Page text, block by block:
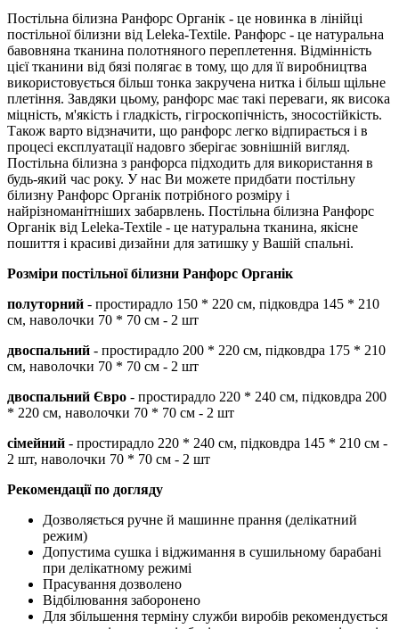
Постільна білизна Ранфорс Органік - це новинка в лінійці
постільної білизни від Leleka-Textile. Ранфорс - це натуральна
бавовняна тканина полотняного переплетення. Відмінність
цієї тканини від бязі полягає в тому, що для її виробництва
використовується більш тонка закручена нитка і більш щільне
плетіння. Завдяки цьому, ранфорс має такі переваги, як висока
міцність, м'якість і гладкість, гігроскопічність, зносостійкість.
Також варто відзначити, що ранфорс легко відпирається і в
процесі експлуатації надовго зберігає зовнішній вигляд.
Постільна білизна з ранфорса підходить для використання в
будь-який час року. У нас Ви можете придбати постільну
білизну Ранфорс Органік потрібного розміру і
найрізноманітніших забарвлень. Постільна білизна Ранфорс
Органік від Leleka-Textile - це натуральна тканина, якісне
пошиття і красиві дизайни для затишку у Вашій спальні.
Розміри постільної білизни Ранфорс Органік
полуторний - простирадло 150 * 220 см, підковдра 145 * 210
см, наволочки 70 * 70 см - 2 шт
двоспальний - простирадло 200 * 220 см, підковдра 175 * 210
см, наволочки 70 * 70 см - 2 шт
двоспальний Євро - простирадло 220 * 240 см, підковдра 200
* 220 см, наволочки 70 * 70 см - 2 шт
сімейний - простирадло 220 * 240 см, підковдра 145 * 210 см -
2 шт, наволочки 70 * 70 см - 2 шт
Рекомендації по догляду
Дозволяється ручне й машинне прання (делікатний
режим)
Допустима сушка і віджимання в сушильному барабані
при делікатному режимі
Прасування дозволено
Відбілювання заборонено
Для збільшення терміну служби виробів рекомендується